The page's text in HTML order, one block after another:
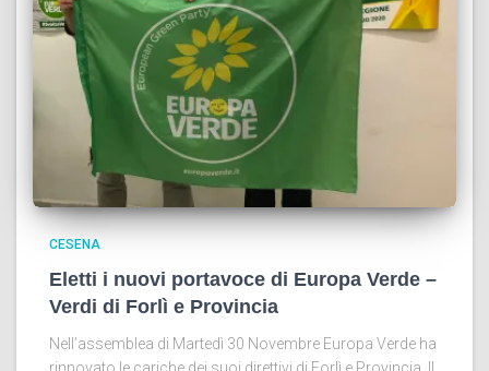
CESENA
Eletti i nuovi portavoce di Europa Verde –
Verdi di Forlì e Provincia
Nell’assemblea di Martedì 30 Novembre Europa Verde ha